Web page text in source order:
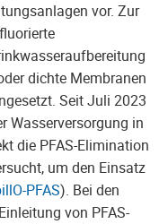
vor. Zur
dichte Membranen
Seit Juli 2023
Wasserversorgung in
die PFAS-Elimination
um den Einsatz
PFAS). Bei den
von PFAS-